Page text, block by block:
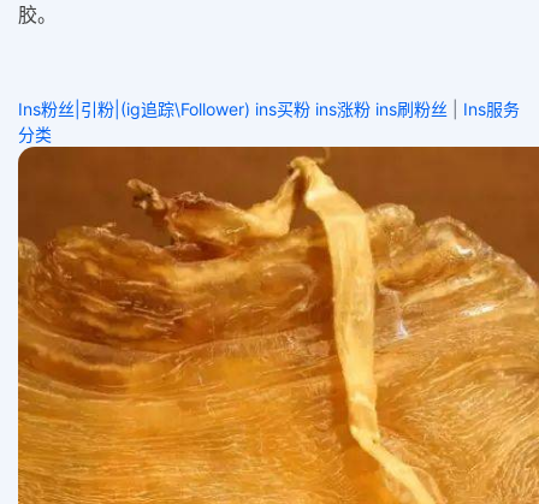
胶。
Ins粉丝|引粉|(ig追踪\Follower) ins买粉 ins涨粉 ins刷粉丝
Ins服务
分类